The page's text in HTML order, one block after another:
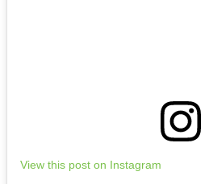
View this post on Instagram